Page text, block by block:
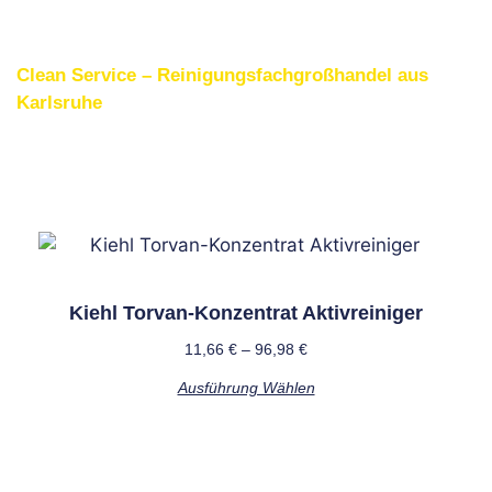
Clean Service – Reinigungsfachgroßhandel aus
Karlsruhe
Kiehl Torvan-Konzentrat Aktivreiniger
11,66 € – 96,98 €
Ausführung Wählen